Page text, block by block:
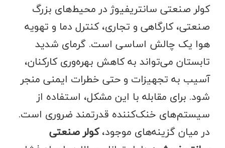
کولر صنعتی سانتریفیوژ در محیط‌های بزرگ
صنعتی، کارگاهی و تجاری، کنترل دما و تهویه
هوا یک چالش اساسی است. گرمای شدید
تابستان می‌تواند به کاهش بهره‌وری کارکنان،
آسیب به تجهیزات و حتی خطرات ایمنی منجر
شود. برای مقابله با این مشکل، استفاده از
سیستم‌های خنک‌کننده قدرتمند ضروری است.
در میان گزینه‌های موجود،کولر صنعتی